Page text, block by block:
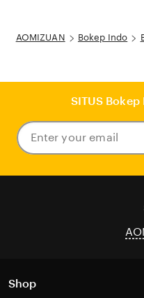
AOMIZUAN
Bokep Indo
SITUS
Enter
your
Shop